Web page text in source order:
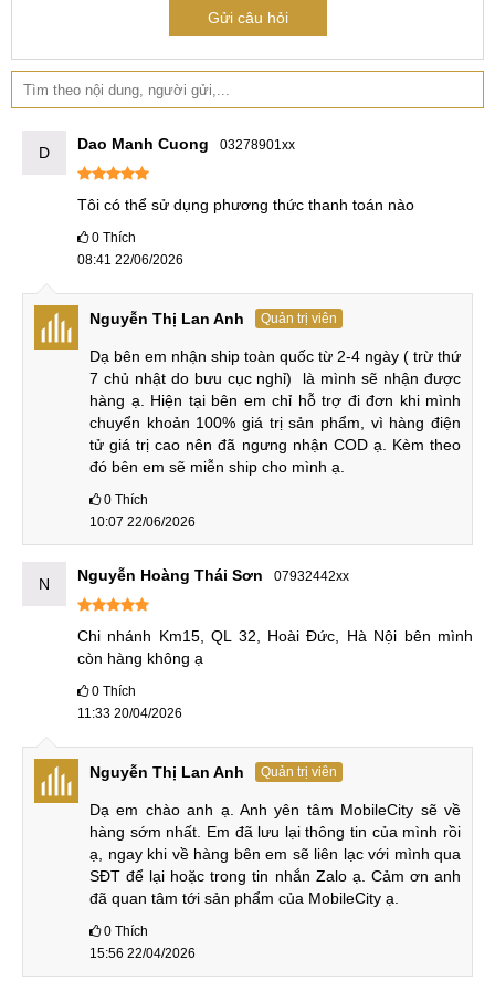
microSD tối đa 2 TB (dùng chung khe SIM 2), giúp linh hoạt
cho người cần nâng cấp không gian lưu trữ dữ liệu, nhưng
phải hy sinh khe SIM thứ hai.
Galaxy A17 5G có RAM 8GB & Bộ nhớ trong 128-256GB
Như vậy, sự kết hợp giữa chip 5G khá mạnh, cùng phần
mềm nhẹ nhàng tối ưu tối và RAM lớn mang đến hiệu năng
trải nghiệm mượt mà cho người dùng. Cùng dung lượng
lưu trữ đủ rộng và mở rộng phù hợp với nhu cầu sử dụng
lâu dài, đặc biệt khi nhu cầu chụp ảnh, video và cài nhiều
ứng dụng tăng cao.
So sánh Samsung Galaxy A17 5G
So với bản tiền nhiệm, Samsung Galaxy A17 5G có điểm gì
nâng cấp? Cùng tìm hiểu nhé!
Samsung Galaxy A17 5G vs Samsung Galaxy A16
Tuy cùng kích thước màn hình, cùng pin 5000mAh, sạc 25W
nhưng A17 mỏng và nhẹ hơn đáng kể. Điều này giúp quá
trình cầm nắm lâu dài đỡ mỏi tay hơn.
Cả hai đều sở hữu cùng tấm nền màn hình nên cho khả
tính năng chống rung quang học OIS giúp chụp ảnh thiếu
nhiệm.
Samsung Galaxy A17 5G vs Samsung Galaxy A16 5G
Galaxy A17 sở hữu chip Exynos 1330 có tiến trình 5nm hiện
đại hơn chip Dimensity 6300 với 6nm của bản tiền nhiệm.
Với điểm AnTuTu lớn hơn, Galaxy A17 có hiệu năng mạnh
mẽ hơn và tiết kiệm pin hơn.
Gửi câu hỏi
D Dao Manh Cuong 03278901xx
Tôi có thể sử dụng phương thức thanh toán nào
0 Thích
08:41 22/06/2026
Nguyễn Thị Lan Anh Quản trị viên
Dạ bên em nhận ship toàn quốc từ 2-4 ngày ( trừ thứ
7 chủ nhật do bưu cục nghỉ)  là mình sẽ nhận được
hàng ạ. Hiện tại bên em chỉ hỗ trợ đi đơn khi mình
chuyển khoản 100% giá trị sản phẩm, vì hàng điện
tử giá trị cao nên đã ngưng nhận COD ạ. Kèm theo
đó bên em sẽ miễn ship cho mình ạ.
0 Thích
10:07 22/06/2026
N Nguyễn Hoàng Thái Sơn 07932442xx
Chi nhánh Km15, QL 32, Hoài Đức, Hà Nội bên mình
còn hàng không ạ
0 Thích
11:33 20/04/2026
Nguyễn Thị Lan Anh Quản trị viên
Dạ em chào anh ạ. Anh yên tâm MobileCity sẽ về
hàng sớm nhất. Em đã lưu lại thông tin của mình rồi
ạ, ngay khi về hàng bên em sẽ liên lạc với mình qua
SĐT để lại hoặc trong tin nhắn Zalo ạ. Cảm ơn anh
đã quan tâm tới sản phẩm của MobileCity ạ.
0 Thích
15:56 22/04/2026